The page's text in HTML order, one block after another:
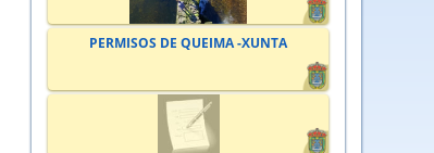
PERMISOS DE QUEIMA -XUNTA